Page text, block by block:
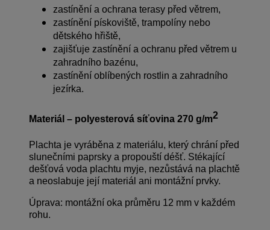
zastínění a ochrana terasy před větrem,
zastínění pískoviště, trampolíny nebo
dětského hřiště,
zajišťuje zastínění a ochranu před větrem u
zahradního bazénu,
zastínění oblíbených rostlin a zahradního
jezírka.
Materiál – polyesterová síťovina 270 g/m2
Plachta je vyráběna z materiálu, který chrání před
slunečními paprsky a propouští déšť. Stékající
dešťová voda plachtu myje, nezůstává na plachtě
a neoslabuje její materiál ani montážní prvky.
Úprava: montážní oka průměru 12 mm v každém
rohu.